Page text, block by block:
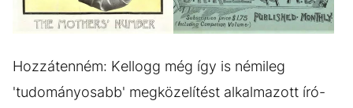
(7)
Hozzátenném: Kellogg még így is némileg
'tudományosabb' megközelítést alkalmazott író-